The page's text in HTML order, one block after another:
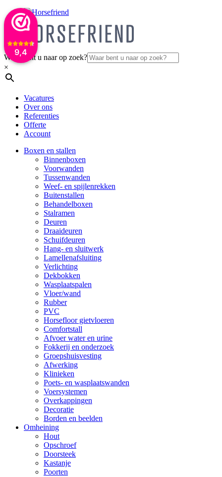
9,4
Waar bent u naar op zoek?
×
Vacatures
Over ons
Referenties
Offerte
Account
Boxen en stallen
Binnenboxen
Voorwanden
Tussenwanden
Weef- en spijlenrekken
Buitenstallen
Behandelboxen
Stalramen
Deuren
Draaideuren
Schuifdeuren
Hang- en sluitwerk
Lamellenafsluiting
Verlichting
Dekbokken
Wasplaatspalen
Vloer/wand
Rubber
PVC
Horsefloor gietvloeren
Comfortstall
Afvoer water en urine
Fokkerij en onderzoek
Groepshuisvesting
Afwerking
Klinieken
Poets- en wasplaatswanden
Voersystemen
Overkappingen
Decoratie
Borden en beelden
Omheining
Hout
Opschroef
Doorsteek
Kastanje
Poorten